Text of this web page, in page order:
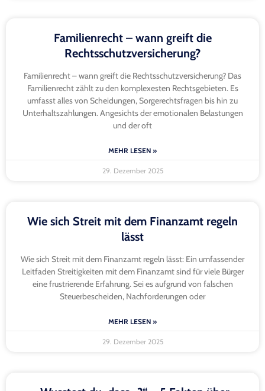
Familienrecht – wann greift die
Rechtsschutzversicherung?
Familienrecht – wann greift die Rechtsschutzversicherung? Das
Familienrecht zählt zu den komplexesten Rechtsgebieten. Es
umfasst alles von Scheidungen, Sorgerechtsfragen bis hin zu
Unterhaltszahlungen. Angesichts der emotionalen Belastungen
und der oft
MEHR LESEN »
29. Dezember 2025
Wie sich Streit mit dem Finanzamt regeln
lässt
Wie sich Streit mit dem Finanzamt regeln lässt: Ein umfassender
Leitfaden Streitigkeiten mit dem Finanzamt sind für viele Bürger
eine frustrierende Erfahrung. Sei es aufgrund von falschen
Steuerbescheiden, Nachforderungen oder
MEHR LESEN »
29. Dezember 2025